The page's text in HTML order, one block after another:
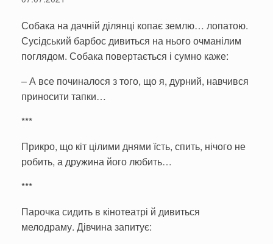
Собака на дачній ділянці копає землю… лопатою.
Сусідський барбос дивиться на нього очманілим
поглядом. Собака повертається і сумно каже:
– А все починалося з того, що я, дурний, навчився
приносити тапки…
***
Прикро, що кіт цілими днями їсть, спить, нічого не
робить, а дружина його любить…
***
Парочка сидить в кінотеатрі й дивиться
мелодраму. Дівчина запитує: